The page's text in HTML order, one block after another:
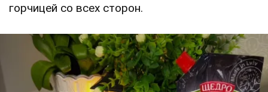
горчицей со всех сторон.